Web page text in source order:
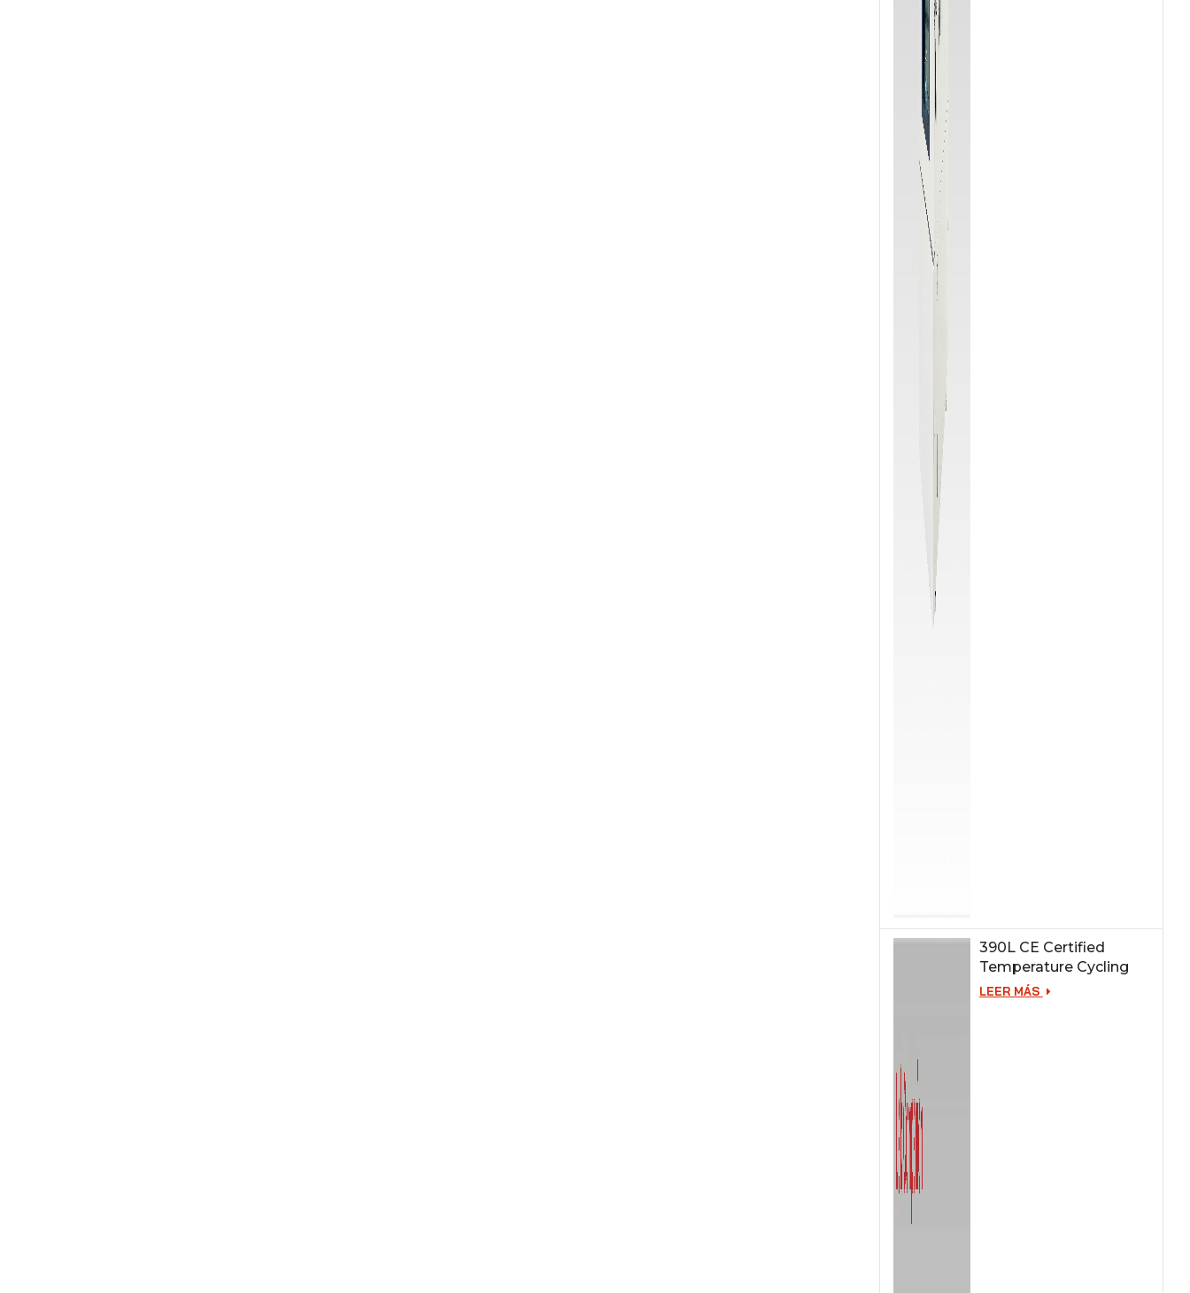
390L CE Certified
Temperature Cycling
Test Chamber
LEER MÁS